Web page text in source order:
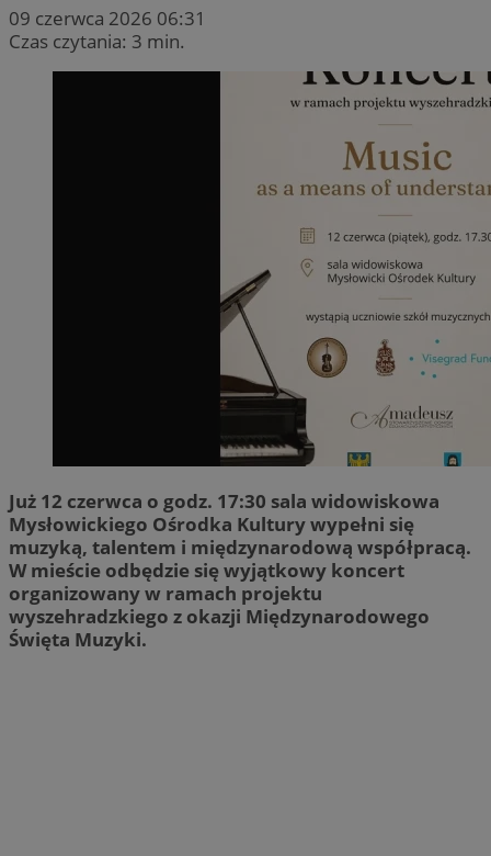
09 czerwca 2026 06:31
Czas czytania: 3 min.
Już 12 czerwca o godz. 17:30 sala widowiskowa
Mysłowickiego Ośrodka Kultury wypełni się
muzyką, talentem i międzynarodową współpracą.
W mieście odbędzie się wyjątkowy koncert
organizowany w ramach projektu
wyszehradzkiego z okazji Międzynarodowego
Święta Muzyki.